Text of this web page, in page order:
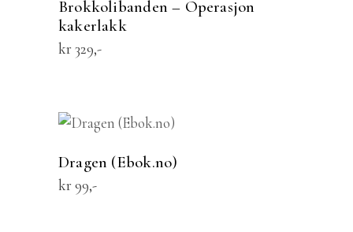
Brokkolibanden – Operasjon
kakerlakk
kr329
Dragen (Ebok.no)
kr99